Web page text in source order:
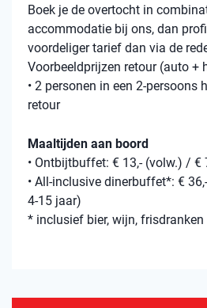
Boek je de overtocht in
accommodatie bij ons, dan
voordeliger tarief dan via de
Voorbeeldprijzen retour (auto +
• 2 personen in een 2-persoons
retour
Maaltijden aan boord
• Ontbijtbuffet: € 13,- (volw.) / €
• All-inclusive dinerbuffet*: €
4-15 jaar)
* inclusief bier, wijn, frisdranken